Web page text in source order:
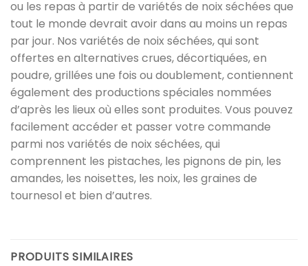
ou les repas à partir de variétés de noix séchées que
tout le monde devrait avoir dans au moins un repas
par jour. Nos variétés de noix séchées, qui sont
offertes en alternatives crues, décortiquées, en
poudre, grillées une fois ou doublement, contiennent
également des productions spéciales nommées
d’après les lieux où elles sont produites. Vous pouvez
facilement accéder et passer votre commande
parmi nos variétés de noix séchées, qui
comprennent les pistaches, les pignons de pin, les
amandes, les noisettes, les noix, les graines de
tournesol et bien d’autres.
PRODUITS SIMILAIRES